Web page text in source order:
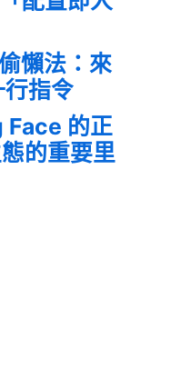
懶法：來
指令
的正
的重要里